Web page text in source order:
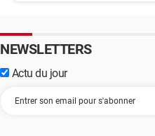
NEWSLETTERS
Actu du jour